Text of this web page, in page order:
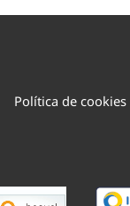
Política de cookies